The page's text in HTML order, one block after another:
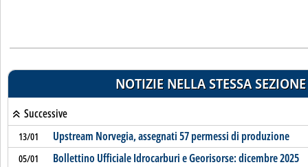
NOTIZIE NELLA STESSA SEZIONE
Successive
13/01 Upstream Norvegia, assegnati 57 permessi di produzione
05/01 Bollettino Ufficiale Idrocarburi e Georisorse: dicembre 2025